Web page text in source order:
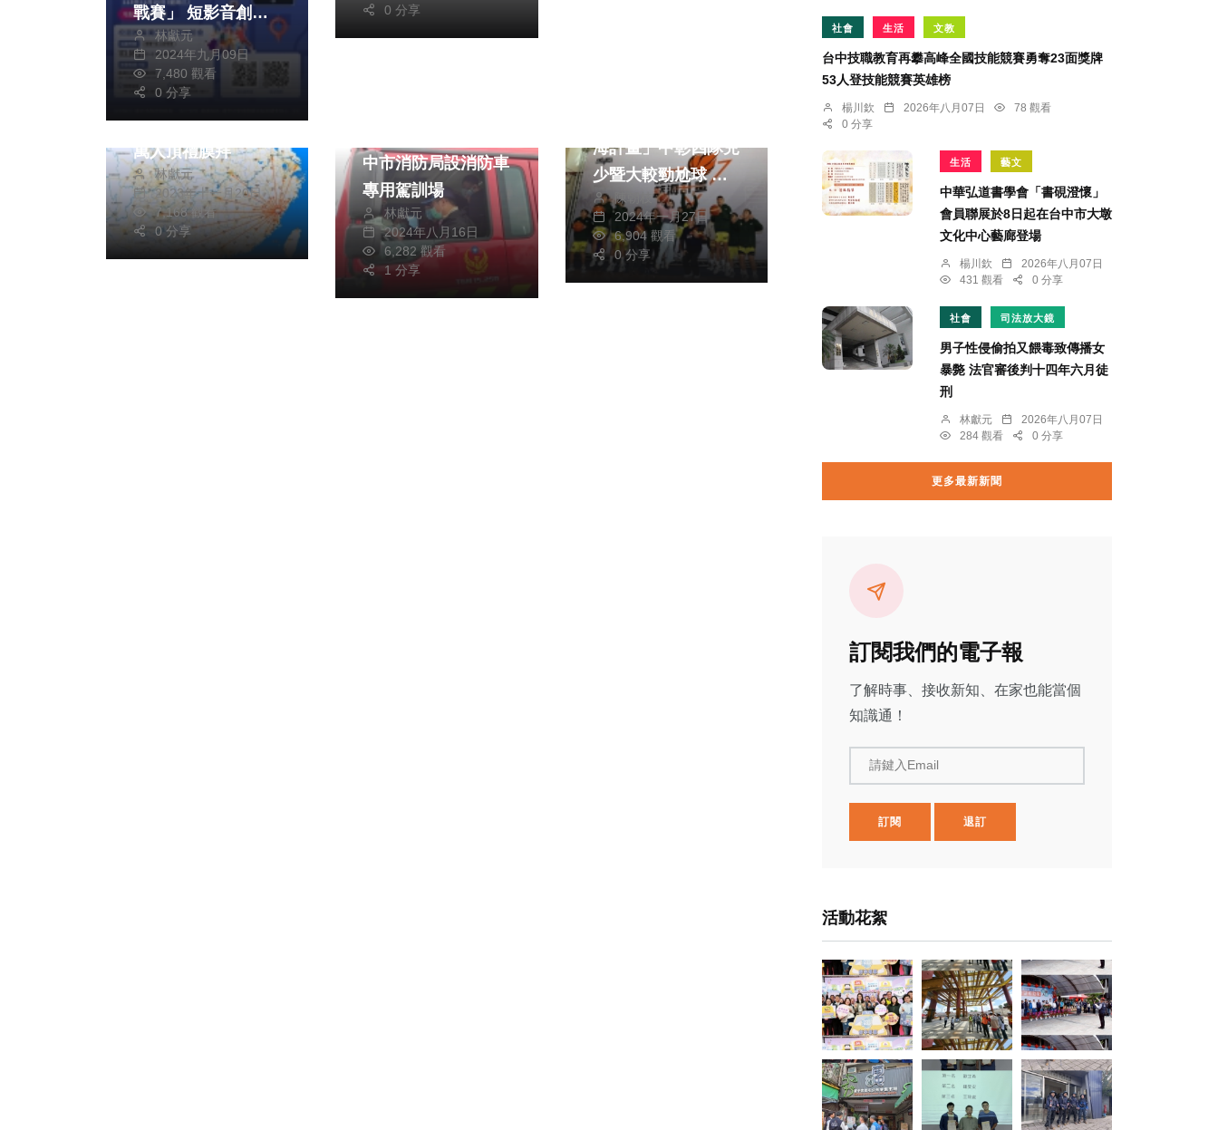
戰賽」 短影音創作
傳遞地政知識
林獻元
2024年九月09日
7,480 觀看
0 分享
0 分享
福建林公信俗文化專區
影響力不斷擴大 千
萬人頂禮膜拜
林獻元
2023年十一月20日
7,168 觀看
0 分享
中市消防局設消防車
專用駕訓場
林獻元
2024年八月16日
6,282 觀看
1 分享
海計畫」中彰四隊兒
少暨大較勁尬球 王
副縣長主持開球 感
謝世展會集眾力以運
動為孩子翻轉生命
陳朝枝
2024年一月27日
6,904 觀看
0 分享
社會 生活 文教
台中技職教育再攀高峰全國技能競賽勇奪23面獎牌
53人登技能競賽英雄榜
楊川欽 2026年八月07日
78 觀看
0 分享
生活 藝文
中華弘道書學會「書硯澄懷」
會員聯展於8日起在台中市大墩
文化中心藝廊登場
楊川欽
2026年八月07日
431 觀看
0 分享
社會 司法放大鏡
男子性侵偷拍又餵毒致傳播女
暴斃 法官審後判十四年六月徒
刑
林獻元
2026年八月07日
284 觀看
0 分享
更多最新新聞
訂閱我們的電子報
了解時事、接收新知、在家也能當個
知識通！
請鍵入Email
訂閱 退訂
活動花絮